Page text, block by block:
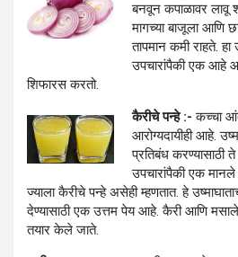
बनवून कपाळावर लावू
मागच्या बाजूला आणि
तापमान कमी राहते. हा
उपचारांपैकी एक आहे
शिफारस करतो.
कैरीचे पन्हे :- कच्चा
आरोग्यदायीही आहे.
प्रतिबंध करण्यासाठी ते
उपचारांपैकी एक मानले
ज्याला कैरीचे पन्हे असेही म्हणतात. हे
देण्यासाठी एक उत्तम पेय आहे. कैरी आणि
तयार केले जाते.